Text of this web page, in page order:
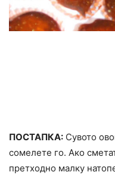
ПОСТАПКА: Сувото
сомелете го. Ако
претходно малку